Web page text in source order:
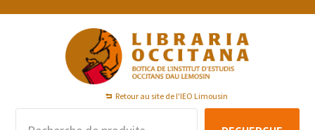
Passer
Passer
Passer
Retour au site de l'IEO Limousin